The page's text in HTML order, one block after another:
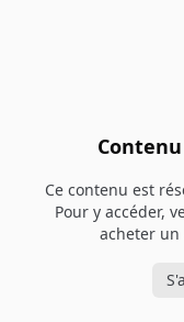
Ce contenu est
Pour y accéder,
acheter un